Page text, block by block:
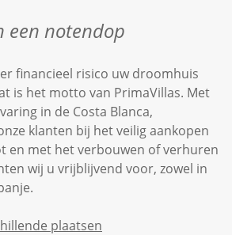
een notendop
financieel risico uw droomhuis
is het motto van PrimaVillas. Met
in de Costa Blanca,
klanten bij het veilig aankopen
en met het verbouwen of verhuren
wij u vrijblijvend voor, zowel in
plaatsen